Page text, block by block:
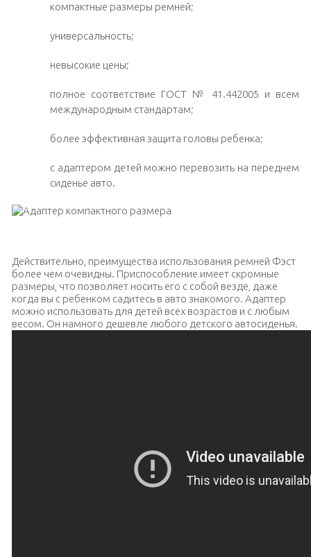
компактные размеры ремней;
универсальность;
невысокие цены;
полное соответствие ГОСТ № 41.442005 и всем
международным стандартам;
более эффективная защита головы ребенка;
с адаптером детей можно перевозить на переднем
сиденье авто.
Действительно, преимущества использования ремней Фэст
более чем очевидны. Приспособление имеет скромные
размеры, что позволяет носить его с собой везде, даже
когда вы с ребенком садитесь в авто знакомого. Адаптер
можно использовать для детей всех возрастов и с любым
весом. Он намного дешевле любого детского автосиденья.